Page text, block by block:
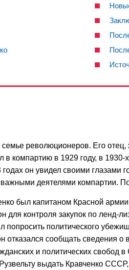
семье революционеров. Его
компартию в 1929 году, в 1930-
он увидел своими глазами
деятелями компартии.
был капитаном Красной
контроля закупок по ленд-
попросить политического
отказался сообщать сведения
и политических свобод
выдать Кравченко